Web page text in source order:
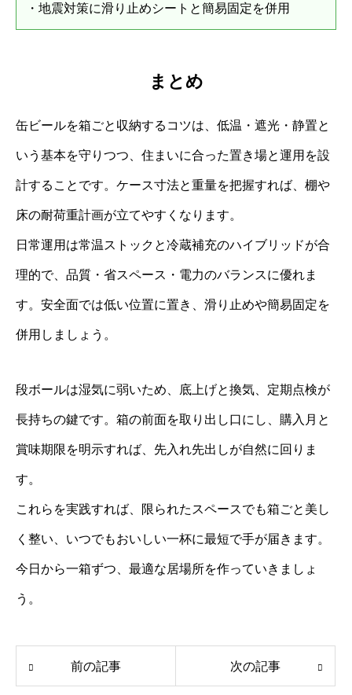
・地震対策に滑り止めシートと簡易固定を併用
まとめ
缶ビールを箱ごと収納するコツは、低温・遮光・静置と
いう基本を守りつつ、住まいに合った置き場と運用を設
計することです。ケース寸法と重量を把握すれば、棚や
床の耐荷重計画が立てやすくなります。
日常運用は常温ストックと冷蔵補充のハイブリッドが合
理的で、品質・省スペース・電力のバランスに優れま
す。安全面では低い位置に置き、滑り止めや簡易固定を
併用しましょう。
段ボールは湿気に弱いため、底上げと換気、定期点検が
長持ちの鍵です。箱の前面を取り出し口にし、購入月と
賞味期限を明示すれば、先入れ先出しが自然に回りま
す。
これらを実践すれば、限られたスペースでも箱ごと美し
く整い、いつでもおいしい一杯に最短で手が届きます。
今日から一箱ずつ、最適な居場所を作っていきましょ
う。
前の記事 次の記事